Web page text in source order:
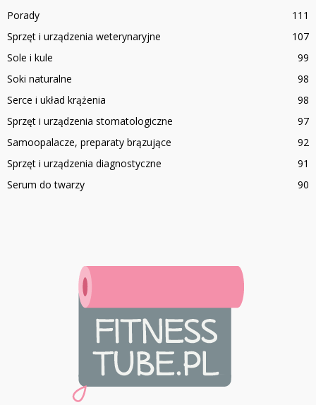
Porady
111
Sprzęt i urządzenia weterynaryjne
107
Sole i kule
99
Soki naturalne
98
Serce i układ krążenia
98
Sprzęt i urządzenia stomatologiczne
97
Samoopalacze, preparaty brązujące
92
Sprzęt i urządzenia diagnostyczne
91
Serum do twarzy
90